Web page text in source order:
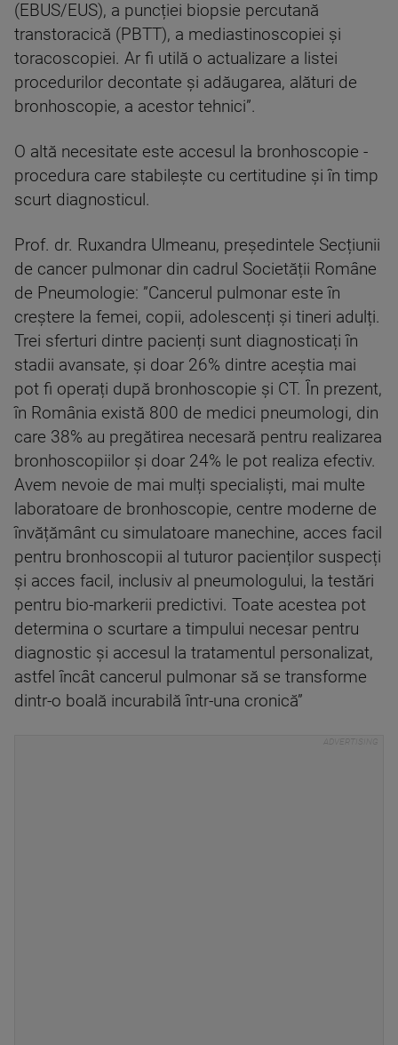
(EBUS/EUS), a puncției biopsie percutană
transtoracică (PBTT), a mediastinoscopiei și
toracoscopiei. Ar fi utilă o actualizare a listei
procedurilor decontate și adăugarea, alături de
bronhoscopie, a acestor tehnici”.
O altă necesitate este accesul la bronhoscopie -
procedura care stabilește cu certitudine și în timp
scurt diagnosticul.
Prof. dr. Ruxandra Ulmeanu, președintele Secțiunii
de cancer pulmonar din cadrul Societății Române
de Pneumologie: ”Cancerul pulmonar este în
creștere la femei, copii, adolescenți și tineri adulți.
Trei sferturi dintre pacienți sunt diagnosticați în
stadii avansate, și doar 26% dintre aceștia mai
pot fi operați după bronhoscopie și CT. În prezent,
în România există 800 de medici pneumologi, din
care 38% au pregătirea necesară pentru realizarea
bronhoscopiilor și doar 24% le pot realiza efectiv.
Avem nevoie de mai mulți specialiști, mai multe
laboratoare de bronhoscopie, centre moderne de
învățământ cu simulatoare manechine, acces facil
pentru bronhoscopii al tuturor pacienților suspecți
și acces facil, inclusiv al pneumologului, la testări
pentru bio-markerii predictivi. Toate acestea pot
determina o scurtare a timpului necesar pentru
diagnostic și accesul la tratamentul personalizat,
astfel încât cancerul pulmonar să se transforme
dintr-o boală incurabilă într-una cronică”